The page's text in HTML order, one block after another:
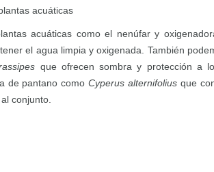
acuáticas
acuáticas como el nenúfar y
el agua limpia y oxigenada. También
que ofrecen sombra y protección a
de pantano comoCyperus alternifolius que
conjunto.